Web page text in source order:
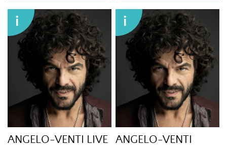
i
ANGELO-VENTI LIVE
i
ANGELO-VENTI